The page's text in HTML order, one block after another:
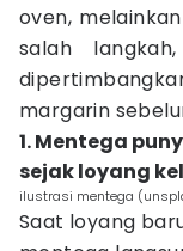
oven,
salah
margarin
1. Mentega
sejak loyang
ilustrasi mentega
Saat loyang